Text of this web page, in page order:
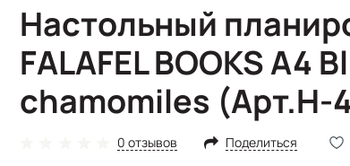
Настольный
FALAFEL BOOKS А4
chamomiles (Арт.Н-
0 отзывов Поделиться